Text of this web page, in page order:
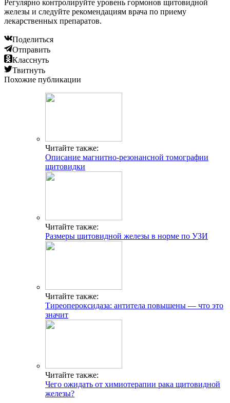
Регулярно контролируйте уровень гормонов щитовидной
железы и следуйте рекомендациям врача по приему
лекарственных препаратов.
Поделиться
Отправить
Класснуть
Твитнуть
Похожие публикации
Читайте также:
Описание магнитно-резонансной томографии
щитовидки
Читайте также:
Размеры щитовидной железы в норме по УЗИ
Читайте также:
Тиреопероксидаза: антитела повышены — что это
значит
Читайте также:
Чего ожидать от химиотерапии рака щитовидной
железы?